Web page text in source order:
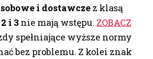
i dostawcze z klasą
i 3 nie mają wstępu. ZOBACZ
spełniające wyższe normy
bez problemu. Z kolei znak